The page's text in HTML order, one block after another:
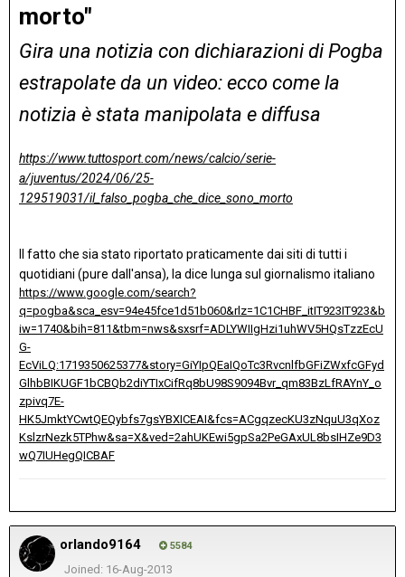
morto"
Gira una notizia con dichiarazioni di Pogba
estrapolate da un video: ecco come la
notizia è stata manipolata e diffusa
https://www.tuttosport.com/news/calcio/serie-
a/juventus/2024/06/25-
129519031/il_falso_pogba_che_dice_sono_morto
Il fatto che sia stato riportato praticamente dai siti di tutti i
quotidiani (pure dall'ansa), la dice lunga sul giornalismo italiano
https://www.google.com/search?
q=pogba&sca_esv=94e45fce1d51b060&rlz=1C1CHBF_itIT923IT923&b
iw=1740&bih=811&tbm=nws&sxsrf=ADLYWIIgHzi1uhWV5HQsTzzEcU
G-
EcViLQ:1719350625377&story=GiYIpQEaIQoTc3RvcnlfbGFiZWxfcGFyd
GlhbBIKUGF1bCBQb2diYTIxCifRq8bU98S9094Bvr_qm83BzLfRAYnY_o
zpivq7E-
HK5JmktYCwtQEQybfs7gsYBXICEAI&fcs=ACgqzecKU3zNquU3qXoz
KslzrNezk5TPhw&sa=X&ved=2ahUKEwi5gpSa2PeGAxUL8bsIHZe9D3
wQ7IUHegQICBAF
orlando9164 5584
Joined: 16-Aug-2013